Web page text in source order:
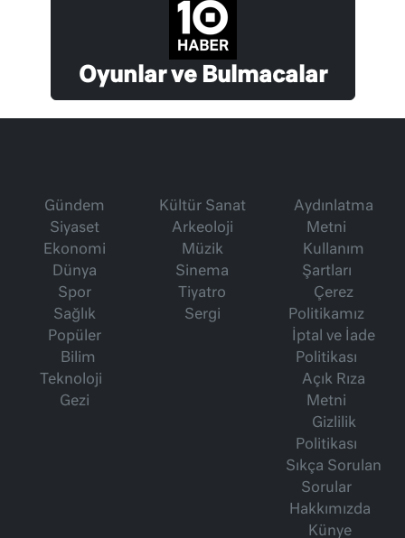
Oyunlar ve Bulmacalar
Gündem
Siyaset
Ekonomi
Dünya
Spor
Sağlık
Popüler
Bilim
Teknoloji
Gezi
Kültür Sanat
Arkeoloji
Müzik
Sinema
Tiyatro
Sergi
Aydınlatma
Metni
Kullanım
Şartları
Çerez
Politikamız
İptal ve İade
Politikası
Açık Rıza
Metni
Gizlilik
Politikası
Sıkça Sorulan
Sorular
Hakkımızda
Künye